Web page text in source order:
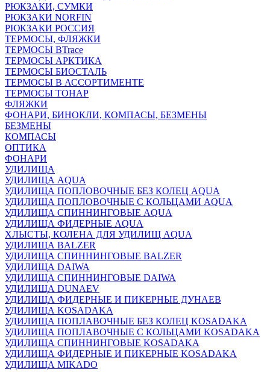
РЮКЗАКИ, СУМКИ
РЮКЗАКИ NORFIN
РЮКЗАКИ РОССИЯ
ТЕРМОСЫ, ФЛЯЖКИ
ТЕРМОСЫ BTrace
ТЕРМОСЫ АРКТИКА
ТЕРМОСЫ БИОСТАЛЬ
ТЕРМОСЫ В АССОРТИМЕНТЕ
ТЕРМОСЫ ТОНАР
ФЛЯЖКИ
ФОНАРИ, БИНОКЛИ, КОМПАСЫ, БЕЗМЕНЫ
БЕЗМЕНЫ
КОМПАСЫ
ОПТИКА
ФОНАРИ
УДИЛИЩА
УДИЛИЩА AQUA
УДИЛИЩА ПОПЛОВОЧНЫЕ БЕЗ КОЛЕЦ AQUA
УДИЛИЩА ПОПЛОВОЧНЫЕ С КОЛЬЦАМИ AQUA
УДИЛИЩА СПИННИНГОВЫЕ AQUA
УДИЛИЩА ФИДЕРНЫЕ AQUA
ХЛЫСТЫ, КОЛЕНА ДЛЯ УДИЛИЩ AQUA
УДИЛИЩА BALZER
УДИЛИЩА СПИННИНГОВЫЕ BALZER
УДИЛИЩА DAIWA
УДИЛИЩА СПИННИНГОВЫЕ DAIWA
УДИЛИЩА DUNAEV
УДИЛИЩА ФИДЕРНЫЕ И ПИКЕРНЫЕ ДУНАЕВ
УДИЛИЩА KOSADAKA
УДИЛИЩА ПОПЛАВОЧНЫЕ БЕЗ КОЛЕЦ KOSADAKA
УДИЛИЩА ПОПЛАВОЧНЫЕ С КОЛЬЦАМИ KOSADAKA
УДИЛИЩА СПИННИНГОВЫЕ KOSADAKA
УДИЛИЩА ФИДЕРНЫЕ И ПИКЕРНЫЕ KOSADAKA
УДИЛИЩА MIKADO